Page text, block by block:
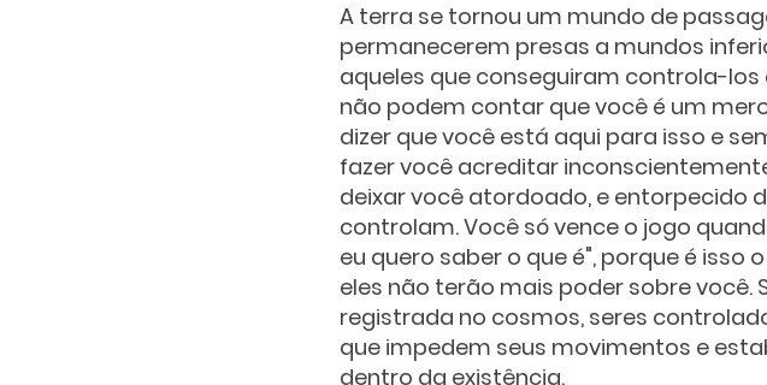
A terra se tornou um mundo de
permanecerem presas a mundos
aqueles que conseguiram controla-
não podem contar que você é um
dizer que você está aqui para isso e
fazer você acreditar
deixar você atordoado, e entorpecido
controlam. Você só vence o jogo
eu quero saber o que é", porque é isso
eles não terão mais poder sobre você.
registrada no cosmos, seres
que impedem seus movimentos e
dentro da existência.